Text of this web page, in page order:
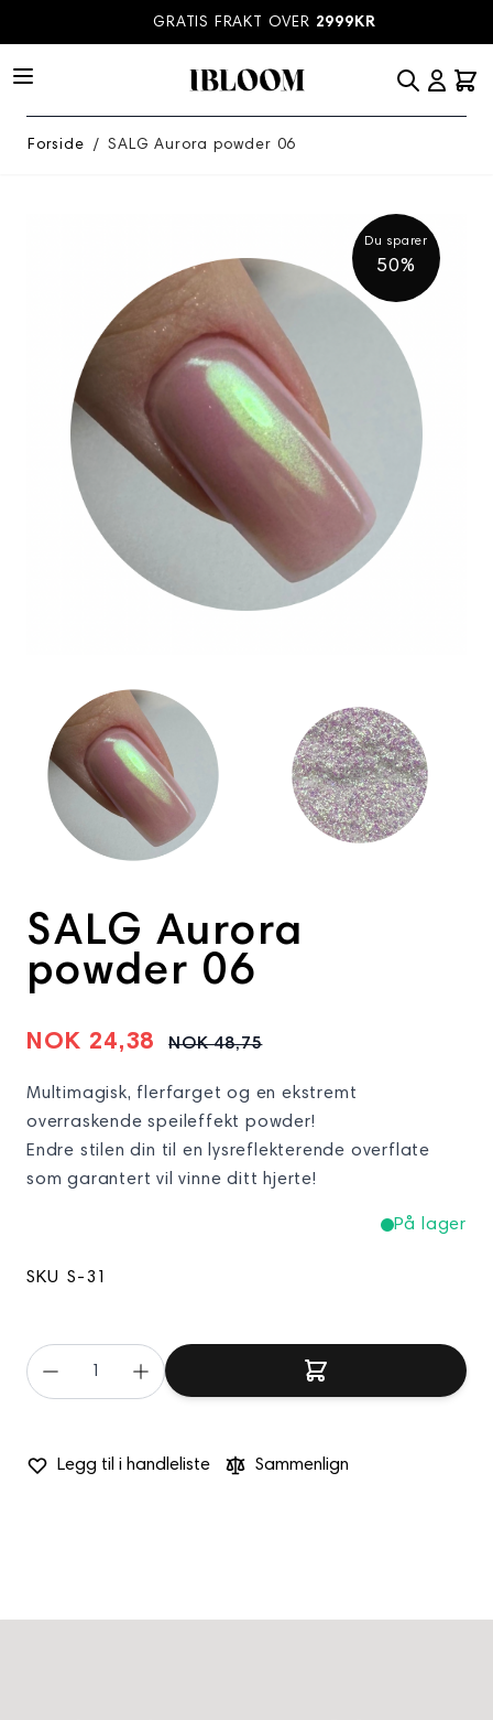
GRATIS FRAKT OVER2999KR
Forside / SALG Aurora powder 06
SALG Aurora
powder 06
Du sparer
50%
NOK 48,75
NOK 24,38
Multimagisk, flerfarget og en ekstremt
overraskende speileffekt powder!
Endre stilen din til en lysreflekterende overflate
som garantert vil vinne ditt hjerte!
På lager
SKU S-31
Legg til i handleliste Sammenlign